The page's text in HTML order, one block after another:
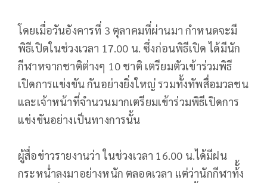
โดยเมื่อวันอังคารที่ 3 ตุลาคมที่ผ่านมา กำหนดจะมี
พิธีเปิดในช่วงเวลา 17.00 น. ซึ่งก่อนพิธีเปิด ได้มีนัก
กีฬาหจากชาติต่างๆ 10 ชาติ เตรียมตัวเข้าร่วมพิธี
เปิดการแข่งขัน กันอย่างยิ่งใหญ่ รวมทั้งทัพสื่อมวลชน
และเจ้าหน้าที่จำนวนมากเตรียมเข้าร่วมพิธีเปิดการ
แข่งขันอย่างเป็นทางการนั้น
ผู้สื่อข่าวรายงานว่า ในช่วงเวลา 16.00 น.ได้มีฝน
กระหน่ำลงมาอย่างหนัก ตลอดเวลา แต่ว่านักกีฬาท้ั้ง